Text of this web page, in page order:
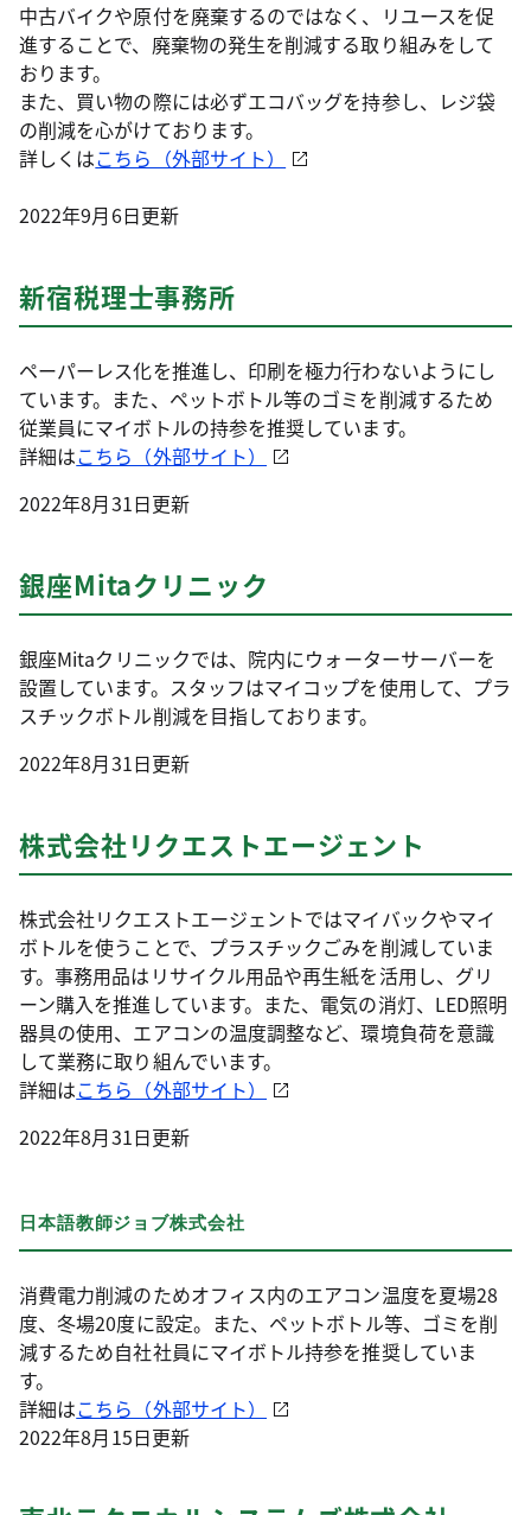
中古バイクや原付を廃棄するのではなく、リユースを促
進することで、廃棄物の発生を削減する取り組みをして
おります。
また、買い物の際には必ずエコバッグを持参し、レジ袋
の削減を心がけております。
詳しくはこちら（外部サイト）
2022年9月6日更新
新宿税理士事務所
ペーパーレス化を推進し、印刷を極力行わないようにし
ています。また、ペットボトル等のゴミを削減するため
従業員にマイボトルの持参を推奨しています。
詳細はこちら（外部サイト）
2022年8月31日更新
銀座Mitaクリニック
銀座Mitaクリニックでは、院内にウォーターサーバーを
設置しています。スタッフはマイコップを使用して、プラ
スチックボトル削減を目指しております。
2022年8月31日更新
株式会社リクエストエージェント
株式会社リクエストエージェントではマイバックやマイ
ボトルを使うことで、プラスチックごみを削減していま
す。事務用品はリサイクル用品や再生紙を活用し、グリ
ーン購入を推進しています。また、電気の消灯、LED照明
器具の使用、エアコンの温度調整など、環境負荷を意識
して業務に取り組んでいます。
詳細はこちら（外部サイト）
2022年8月31日更新
日本語教師ジョブ株式会社
消費電力削減のためオフィス内のエアコン温度を夏場28
度、冬場20度に設定。また、ペットボトル等、ゴミを削
減するため自社社員にマイボトル持参を推奨していま
す。
詳細はこちら（外部サイト）
2022年8月15日更新